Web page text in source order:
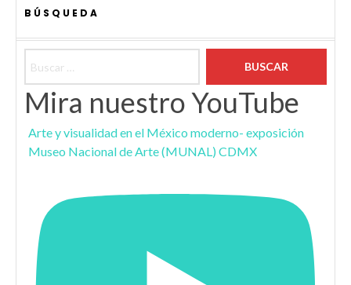
BÚSQUEDA
Mira nuestro YouTube
Arte y visualidad en el México moderno- exposición
Museo Nacional de Arte (MUNAL) CDMX